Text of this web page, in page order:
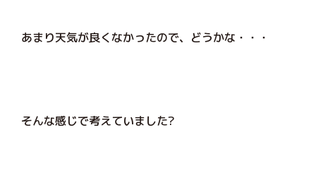
あまり天気が良くなかったので、どうかな・・・
そんな感じで考えていました?